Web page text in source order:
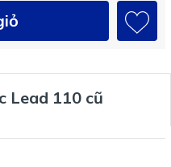
Lead 110 cũ